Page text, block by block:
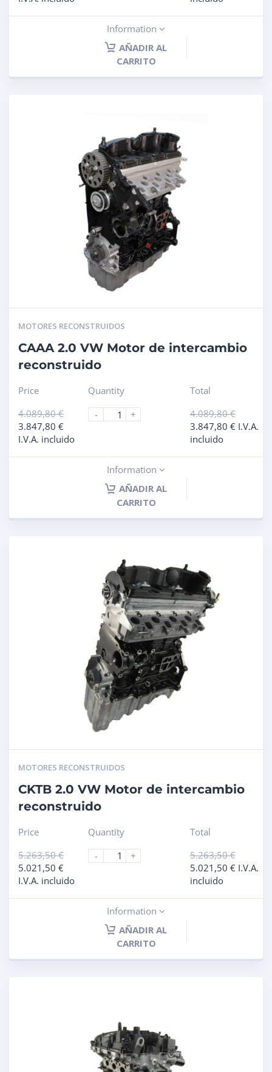
Information
AÑADIR AL
CARRITO
MOTORES RECONSTRUIDOS
CAAA 2.0 VW Motor de intercambio
reconstruido
Price
4.089,80€
3.847,80 €
I.V.A. incluido
Quantity
-
+
Total
4.089,80€
3.847,80 € I.V.A.
incluido
Information
AÑADIR AL
CARRITO
MOTORES RECONSTRUIDOS
CKTB 2.0 VW Motor de intercambio
reconstruido
Price
5.263,50€
5.021,50 €
I.V.A. incluido
Quantity
-
+
Total
5.263,50€
5.021,50 € I.V.A.
incluido
Information
AÑADIR AL
CARRITO